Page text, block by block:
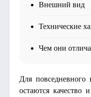
Внешний вид
Технические
Чем они
Для
остаются качество